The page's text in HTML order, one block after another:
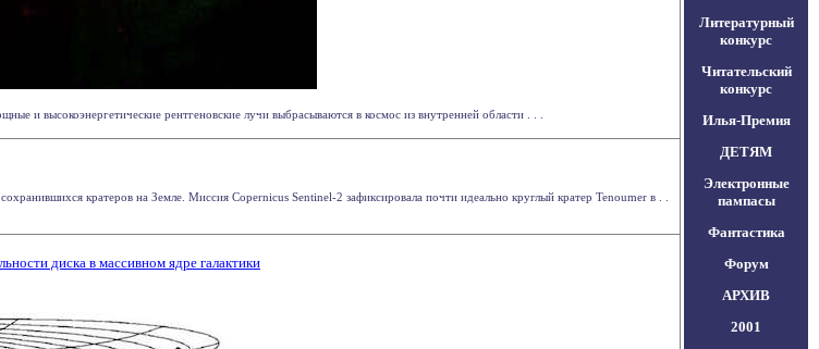
и высокоэнергетические рентгеновские лучи выбрасываются в космос из внутренней области . . .
кратеров на Земле. Миссия Copernicus Sentinel-2 зафиксировала почти идеально круглый кратер Tenoumer в . .
диска в массивном ядре галактики
Литературный
конкурс
Читательский
конкурс
Илья-Премия
ДЕТЯМ
Электронные
пампасы
Фантастика
Форум
АРХИВ
2001